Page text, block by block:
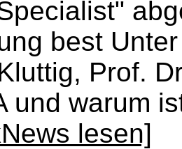
best
Prof.
und warum
lesen]